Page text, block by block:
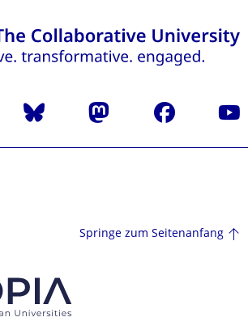
Bluesky Mastodon Facebook
Springe zum Seitenanfang